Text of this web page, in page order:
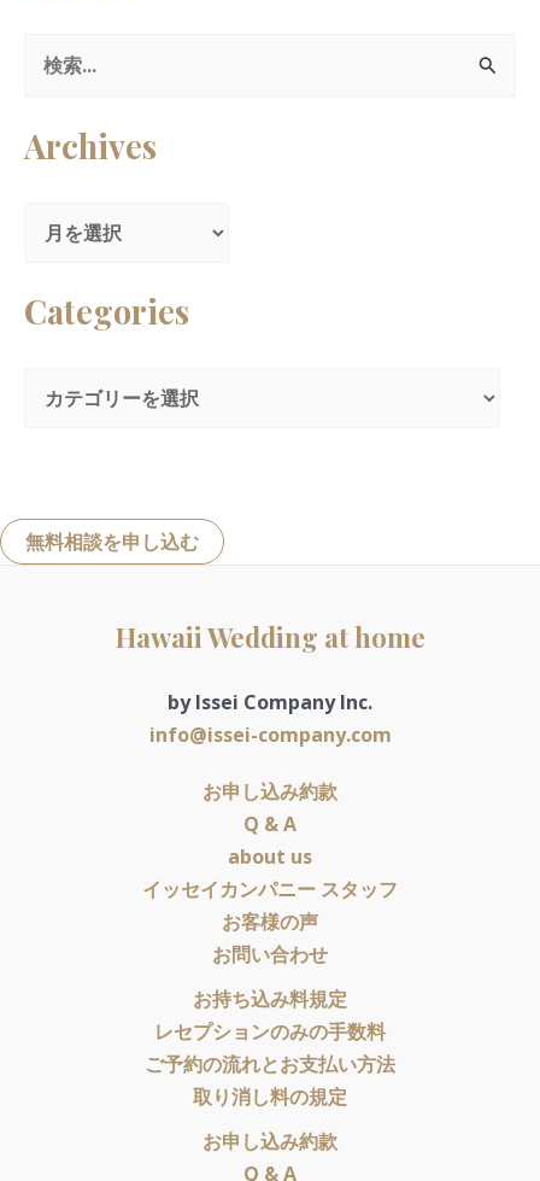
対
Archives
Categories
無料相談を申し込む
Hawaii Wedding at home
by Issei Company Inc.
info@issei-company.com
お申し込み約款
Q & A
about us
イッセイカンパニー スタッフ
お客様の声
お問い合わせ
お持ち込み料規定
レセプションのみの手数料
ご予約の流れとお支払い方法
取り消し料の規定
お申し込み約款
Q & A